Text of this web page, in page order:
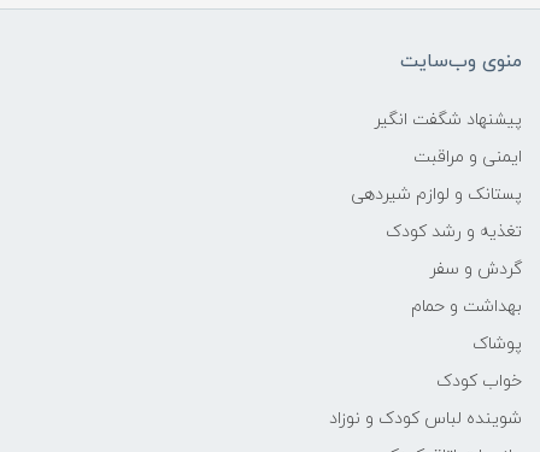
منوی وب‌سایت
پیشنهاد شگفت انگیر
ایمنی و مراقبت
پستانک و لوازم شیردهی
تغذیه و رشد کودک
گردش و سفر
بهداشت و حمام
پوشاک
خواب کودک
شوینده لباس کودک و نوزاد